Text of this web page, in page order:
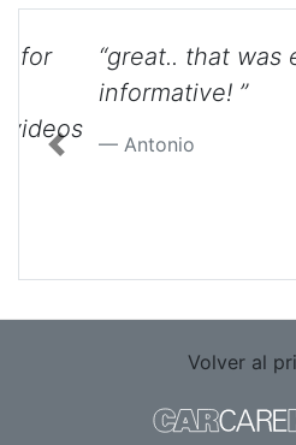
“great.. that was
informative! ”
Antonio
Previous
Términos de